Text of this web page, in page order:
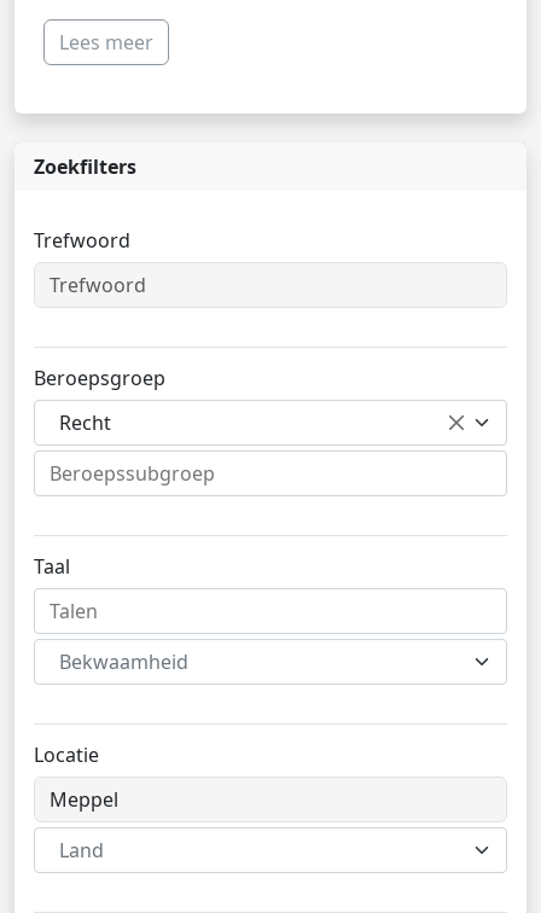
Lees meer
Zoekfilters
Trefwoord
Beroepsgroep
Recht
Taal
Bekwaamheid
Locatie
Land